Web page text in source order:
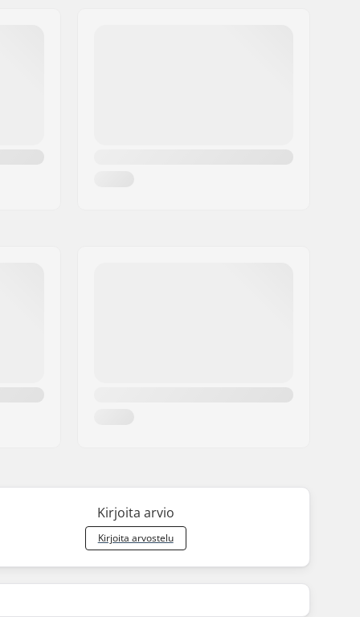
Kirjoita arvio
Kirjoita arvostelu